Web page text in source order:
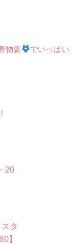
物姿
でいっぱい
20
タ
】